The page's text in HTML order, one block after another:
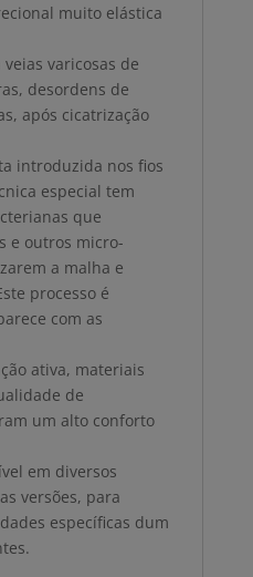
muito elástica
varicosas de
desordens de
após cicatrização
introduzida nos fios
especial tem
que
e outros micro-
a malha e
processo é
com as
ativa, materiais
de
um alto conforto
em diversos
versões, para
específicas dum